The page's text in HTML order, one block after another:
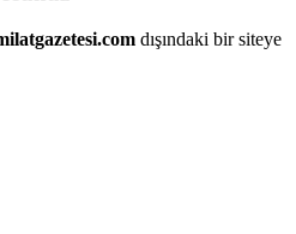
dışındaki bir siteye